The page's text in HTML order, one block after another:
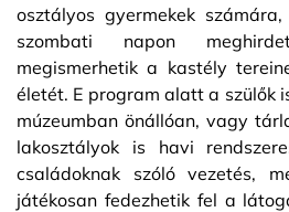
osztályos gyermekek
szombati napon
megismerhetik a kastély
életét. E program alatt a szülők
múzeumban önállóan, vagy
lakosztályok is havi
családoknak szóló vezetés,
játékosan fedezhetik fel a